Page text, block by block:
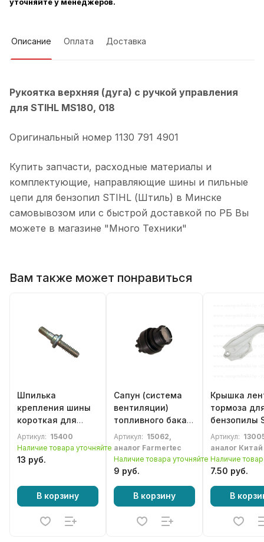
уточняйте у менеджеров.
Описание Оплата Доставка
Рукоятка верхняя (дуга) с ручкой управления
для STIHL MS180, 018
Оригинальный номер 1130 791 4901
Купить запчасти, расходные материалы и
комплектующие, направляющие шины и пильные
цепи для бензопил STIHL (Штиль) в Минске
самовывозом или с быстрой доставкой по РБ Вы
можете в магазине "Много Техники"
Вам также может понравиться
Шпилька
крепления шины
короткая для
STIHL MS290,
MS310, MS390
Артикул: 15400
Наличие товара уточняйте
13 руб.
В корзину
Сапун (система
вентиляции)
топливного бака
для бензопилы
STIHL MS260,
MS270, MS361,
MS381, MS661,
Артикул: 15062,
аналог Farmertec
Наличие товара уточняйте
9 руб.
В корзину
Крышка
тормоза
бензопилы
MS 210, MS
MS 250
Артикул:
аналог Китай
Наличие
7.50 руб.
В